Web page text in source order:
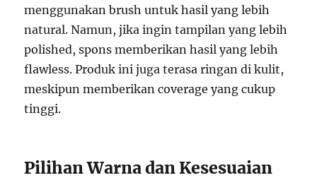
menggunakan brush untuk hasil yang lebih
natural. Namun, jika ingin tampilan yang lebih
polished, spons memberikan hasil yang lebih
flawless. Produk ini juga terasa ringan di kulit,
meskipun memberikan coverage yang cukup
tinggi.
Pilihan Warna dan Kesesuaian